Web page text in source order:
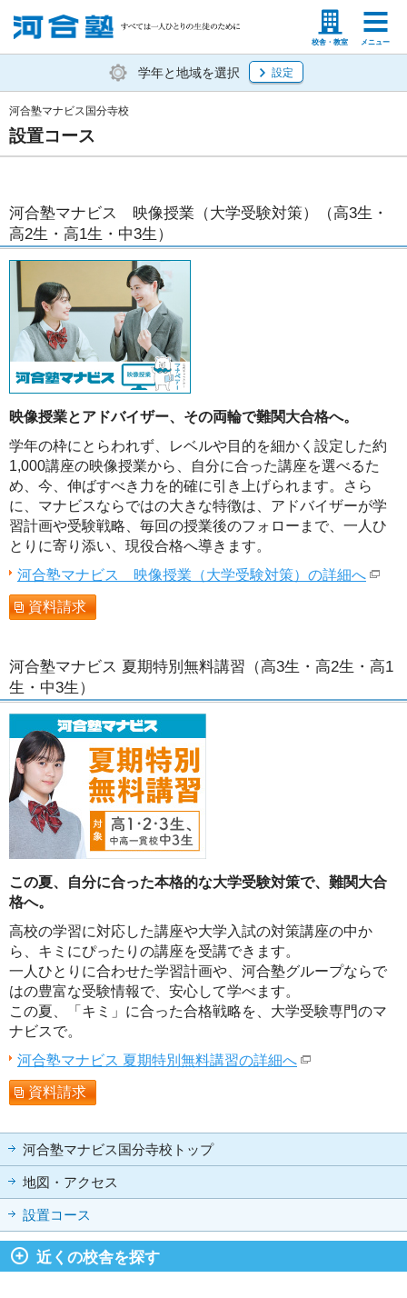
校舎・教室 メニュー
塾生の方 高等学校の先生
学年と地域を選択 設定
設置コース
河合塾マナビス国分寺校
河合塾マナビス 映像授業（大学受験対策）（高3生・
高2生・高1生・中3生）
映像授業とアドバイザー、その両輪で難関大合格へ。
学年の枠にとらわれず、レベルや目的を細かく設定した約
1,000講座の映像授業から、自分に合った講座を選べるた
め、今、伸ばすべき力を的確に引き上げられます。さら
に、マナビスならではの大きな特徴は、アドバイザーが学
習計画や受験戦略、毎回の授業後のフォローまで、一人ひ
とりに寄り添い、現役合格へ導きます。
河合塾マナビス 映像授業（大学受験対策）の詳細へ
資料請求
河合塾マナビス 夏期特別無料講習（高3生・高2生・高1
生・中3生）
この夏、自分に合った本格的な大学受験対策で、難関大合
格へ。
高校の学習に対応した講座や大学入試の対策講座の中か
ら、キミにぴったりの講座を受講できます。
一人ひとりに合わせた学習計画や、河合塾グループならで
はの豊富な受験情報で、安心して学べます。
この夏、「キミ」に合った合格戦略を、大学受験専門のマ
ナビスで。
河合塾マナビス 夏期特別無料講習の詳細へ
資料請求
河合塾マナビス国分寺校トップ
地図・アクセス
設置コース
近くの校舎を探す